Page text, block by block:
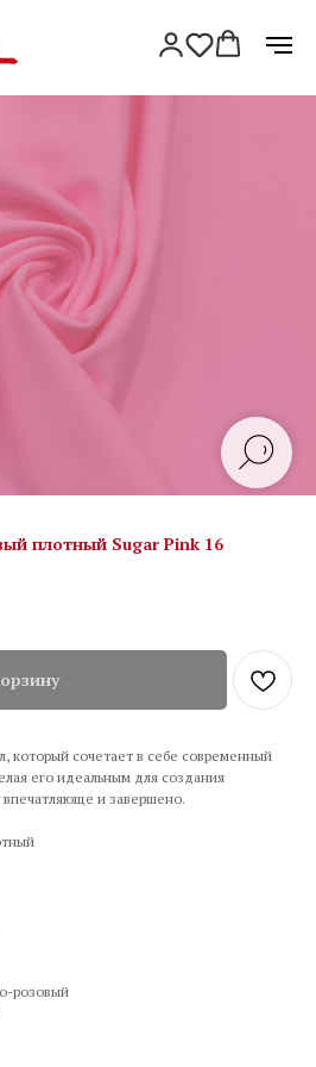
плотный Sugar Pink 16
который сочетает в себе современный
его идеальным для создания
и завершено.
розовый